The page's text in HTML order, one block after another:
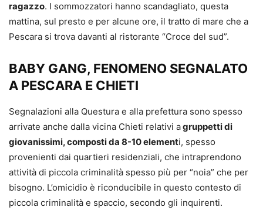
ragazzo. I sommozzatori hanno scandagliato, questa
mattina, sul presto e per alcune ore, il tratto di mare che a
Pescara si trova davanti al ristorante “Croce del sud”.
BABY GANG, FENOMENO SEGNALATO
A PESCARA E CHIETI
Segnalazioni alla Questura e alla prefettura sono spesso
arrivate anche dalla vicina Chieti relativi agruppetti di
giovanissimi, composti da 8-10 elementi, spesso
provenienti dai quartieri residenziali, che intraprendono
attività di piccola criminalità spesso più per “noia” che per
bisogno. L’omicidio è riconducibile in questo contesto di
piccola criminalità e spaccio, secondo gli inquirenti.